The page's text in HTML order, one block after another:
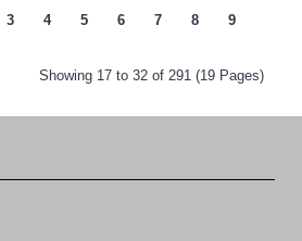
3 4 5 6 7 8
9
Showing 17 to 32 of 291 (19 Pages)